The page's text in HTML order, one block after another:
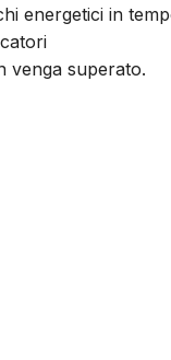
energetici in
venga superato.